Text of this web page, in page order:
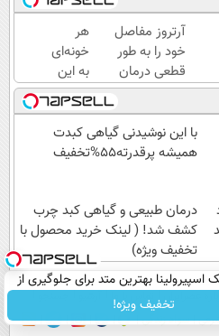
جلبک
نرو(تخفیف40%)
گوشتی
رو با
گارانتی و
نصف
قیمت
بخر!😉
آرتروز مفاصل
خود را به طور
قطعی درمان
کنید!
◗پرسش‌نامه◖
هر
خونه‌ای
به این
دریل
پرکاربرد
نیاز
داره😍
بخر😉
👌🏻
با این نوشیدنی گیاهی کبدت
همیشه پرقدرته55%تخفیف
درمان طبیعی و گیاهی کبد چرب
کشف شد! ( لینک خرید محصول با
تخفیف ویژه)
اسپیرولینا بهترین متد برای جلوگیری از
ریزش مو
تخفیف ویژه!درباره عصرایران تماس با ما
سواد زندگی